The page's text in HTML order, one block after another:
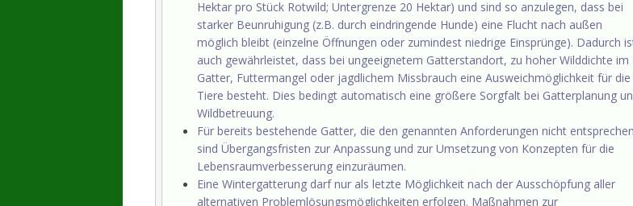
Hektar pro Stück Rotwild; Untergrenze 20 Hektar) und sind so anzulegen, dass bei
starker Beunruhigung (z.B. durch eindringende Hunde) eine Flucht nach außen
möglich bleibt (einzelne Öffnungen oder zumindest niedrige Einsprünge). Dadurch
auch gewährleistet, dass bei ungeeignetem Gatterstandort, zu hoher Wilddichte im
Gatter, Futtermangel oder jagdlichem Missbrauch eine Ausweichmöglichkeit für die
Tiere besteht. Dies bedingt automatisch eine größere Sorgfalt bei Gatterplanung
Wildbetreuung.
Für bereits bestehende Gatter, die den genannten Anforderungen nicht
sind Übergangsfristen zur Anpassung und zur Umsetzung von Konzepten für die
Lebensraumverbesserung einzuräumen.
Eine Wintergatterung darf nur als letzte Möglichkeit nach der Ausschöpfung aller
alternativen Problemlösungsmöglichkeiten erfolgen. Maßnahmen zur